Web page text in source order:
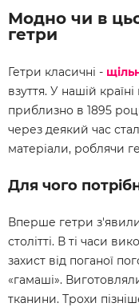
Модно чи в
гетри
Гетри класичні -
взуття. У нашій
приблизно в 1895
через деякий час
матеріали, роблячи
Для чого
Вперше гетри
столітті. В ті часи
захист від поганої
«гамаші».
тканини. Трохи